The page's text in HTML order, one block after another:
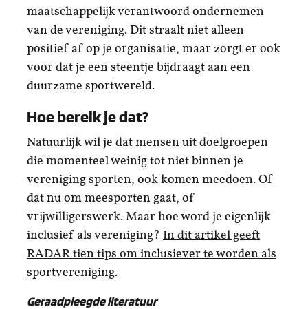
maatschappelijk verantwoord ondernemen
van de vereniging. Dit straalt niet alleen
positief af op je organisatie, maar zorgt er ook
voor dat je een steentje bijdraagt aan een
duurzame sportwereld.
Hoe bereik je dat?
Natuurlijk wil je dat mensen uit doelgroepen
die momenteel weinig tot niet binnen je
vereniging sporten, ook komen meedoen. Of
dat nu om meesporten gaat, of
vrijwilligerswerk. Maar hoe word je eigenlijk
inclusief als vereniging? In dit artikel geeft
RADAR tien tips om inclusiever te worden als
sportvereniging.
Geraadpleegde literatuur